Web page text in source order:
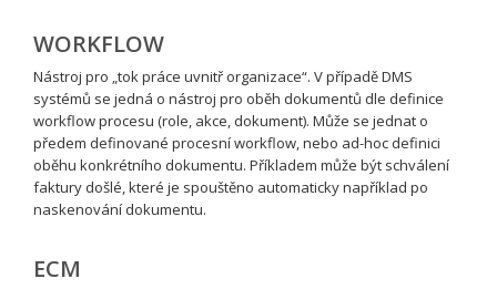
WORKFLOW
Nástroj pro „tok práce uvnitř organizace“. V případě DMS
systémů se jedná o nástroj pro oběh dokumentů dle definice
workflow procesu (role, akce, dokument). Může se jednat o
předem definované procesní workflow, nebo ad-hoc definici
oběhu konkrétního dokumentu. Příkladem může být schválení
faktury došlé, které je spouštěno automaticky například po
naskenování dokumentu.
ECM